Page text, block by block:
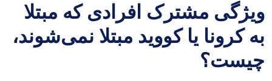
ویژگی مشترک افرادی که مبتلا
به کرونا یا کووید مبتلا نمی‌شوند،
چیست؟